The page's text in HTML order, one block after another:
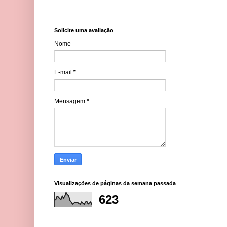
Solicite uma avaliação
Nome
E-mail *
Mensagem *
Visualizações de páginas da semana passada
623